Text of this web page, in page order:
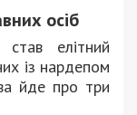
осіб
елітний
із нардепом
йде про три